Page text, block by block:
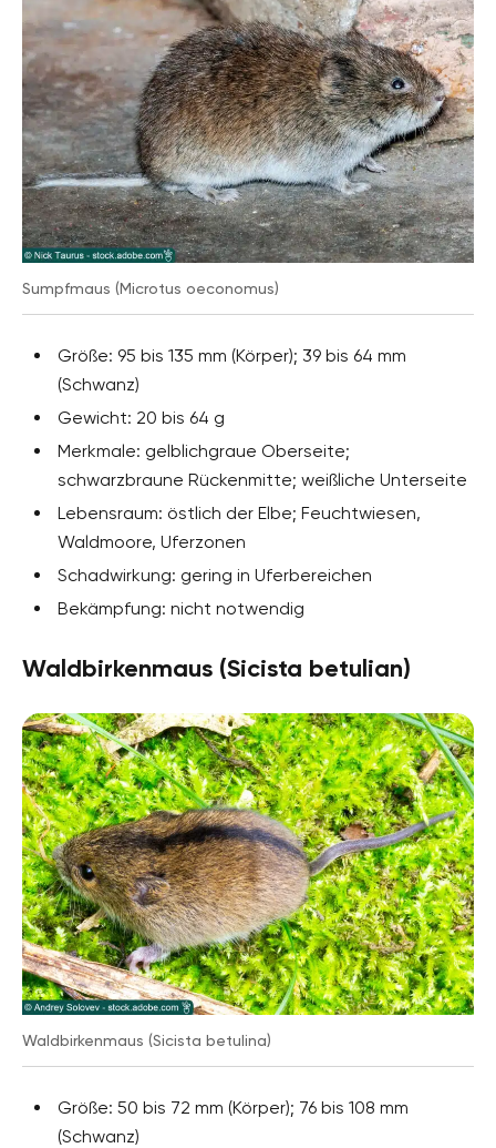
Sumpfmaus (Microtus oeconomus)
Größe: 95 bis 135 mm (Körper); 39 bis 64 mm
(Schwanz)
Gewicht: 20 bis 64 g
Merkmale: gelblichgraue Oberseite;
schwarzbraune Rückenmitte; weißliche Unterseite
Lebensraum: östlich der Elbe; Feuchtwiesen,
Waldmoore, Uferzonen
Schadwirkung: gering in Uferbereichen
Bekämpfung: nicht notwendig
Waldbirkenmaus (Sicista betulian)
Waldbirkenmaus (Sicista betulina)
Größe: 50 bis 72 mm (Körper); 76 bis 108 mm
(Schwanz)